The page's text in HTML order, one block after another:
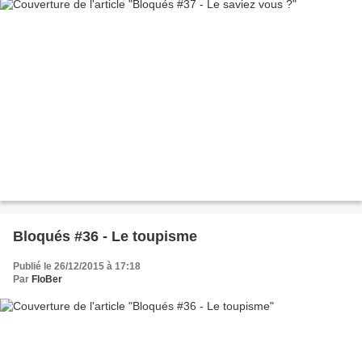
Bloqués #36 - Le toupisme
Publié le 26/12/2015 à 17:18
Par FloBer